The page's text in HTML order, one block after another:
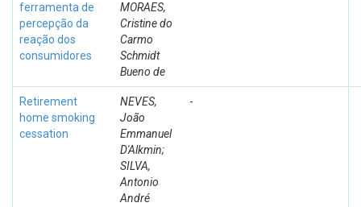
ferramenta de
percepção da
reação dos
consumidores
MORAES,
Cristine do
Carmo
Schmidt
Bueno de
Retirement
home smoking
cessation
NEVES,
João
Emmanuel
D'Alkmin;
SILVA,
Antonio
André
-